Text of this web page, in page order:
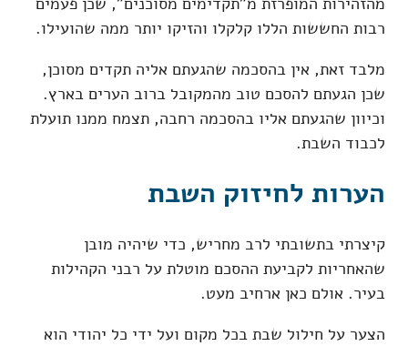
רבות החששות הללו קלקלו והזיקו יותר ממה שהועילו.
מלבד זאת, אין בהסכמה שהגעתם אליה תקדים מסוכן,
שכן הגעתם להסכם טוב מהמקובל ברוב הערים בארץ.
וכיוון שהגעתם אליו בהסכמה רחבה, תצמח ממנו תועלת
לכבוד השבת.
הערות לחיזוק השבת
קיצרתי בתשובתי לרב מחריש, כדי שיהיה מובן
שהאחריות לקביעת ההסכם מוטלת על רבני הקהילות
בעיר. אולם כאן ארחיב מעט.
הצער על חילול שבת בכל מקום ועל ידי כל יהודי הוא